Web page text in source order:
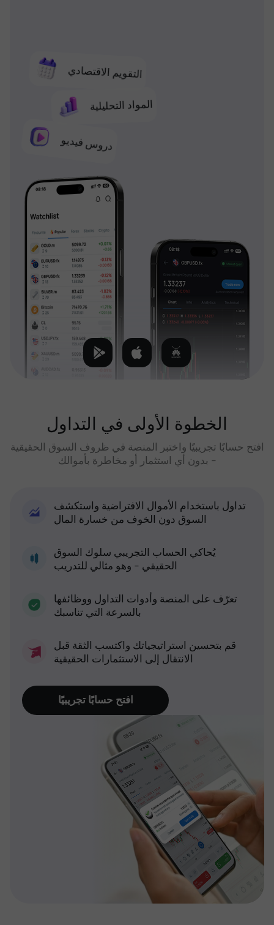
التقويم الاقتصادي
المواد التحليلية
دروس فيديو
الخطوة الأولى في التداول
افتح حسابًا تجريبيًا واختبر المنصة في ظروف السوق الحقيقية
- بدون أي استثمار أو مخاطرة بأموالك
تداول باستخدام الأموال الافتراضية واستكشف
السوق دون الخوف من خسارة المال
يُحاكي الحساب التجريبي سلوك السوق
الحقيقي - وهو مثالي للتدريب
تعرّف على المنصة وأدوات التداول ووظائفها
بالسرعة التي تناسبك
قم بتحسين استراتيجياتك واكتسب الثقة قبل
الانتقال إلى الاستثمارات الحقيقية
افتح حسابًا تجريبيًا